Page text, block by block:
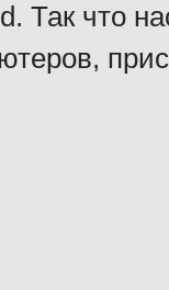
Так что